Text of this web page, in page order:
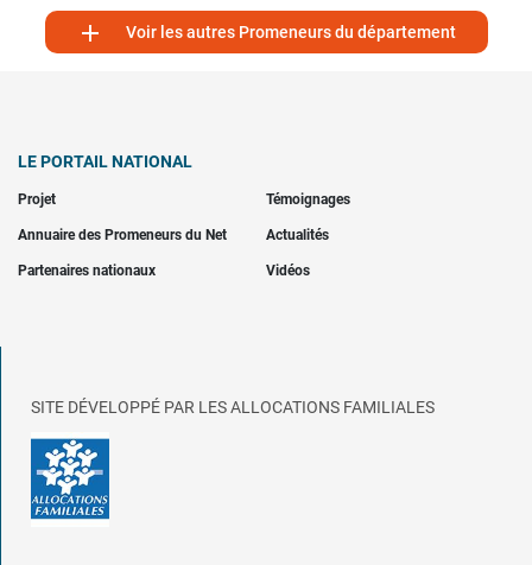
 Voir les autres Promeneurs du département
LE PORTAIL NATIONAL
Projet Témoignages
Annuaire des Promeneurs du Net Actualités
Partenaires nationaux Vidéos
SITE DÉVELOPPÉ PAR LES ALLOCATIONS FAMILIALES